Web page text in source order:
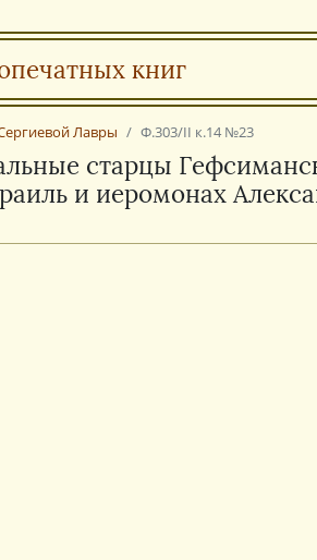
книг
Лавры Ф.303/II к.14 №23
старцы
и иеромонах